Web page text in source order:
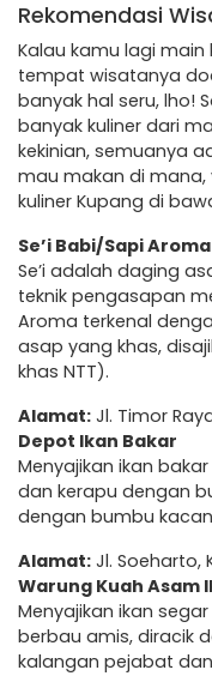
Rekomendasi
Kalau kamu lagi
tempat wisatanya
banyak hal seru, lho!
banyak kuliner dari
kekinian, semuanya
mau makan di mana,
kuliner Kupang di
Se’i Babi/Sapi Aroma
Se’i adalah daging
teknik pengasapan
Aroma terkenal
asap yang khas,
khas NTT).
Alamat: Jl. Timor
Depot Ikan Bakar
Menyajikan ikan
dan kerapu dengan
dengan bumbu
Alamat: Jl. Soeharto,
Warung Kuah Asam
Menyajikan ikan
berbau amis, diracik
kalangan pejabat